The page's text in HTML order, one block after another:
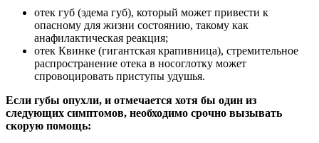
отек губ (эдема губ), который может привести к
опасному для жизни состоянию, такому как
анафилактическая реакция;
отек Квинке (гигантская крапивница), стремительное
распространение отека в носоглотку может
спровоцировать приступы удушья.
Если губы опухли, и отмечается хотя бы один из
следующих симптомов, необходимо срочно вызывать
скорую помощь: